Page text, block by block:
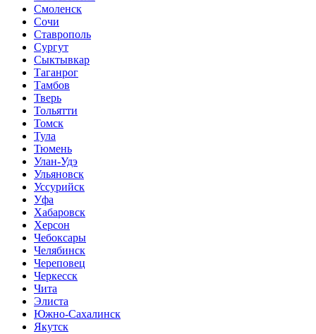
Смоленск
Сочи
Ставрополь
Сургут
Сыктывкар
Таганрог
Тамбов
Тверь
Тольятти
Томск
Тула
Тюмень
Улан-Удэ
Ульяновск
Уссурийск
Уфа
Хабаровск
Херсон
Чебоксары
Челябинск
Череповец
Черкесск
Чита
Элиста
Южно-Сахалинск
Якутск